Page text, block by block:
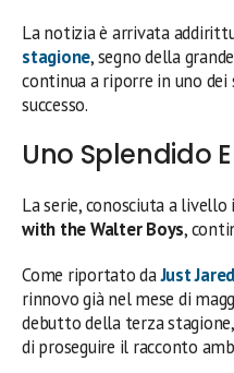
La notizia è arrivata
stagione, segno della
continua a riporre in uno
successo.
Uno Splendido
La serie, conosciuta a
with the Walter Boys,
Come riportato daJust
rinnovo già nel mese di
debutto della terza
di proseguire il racconto